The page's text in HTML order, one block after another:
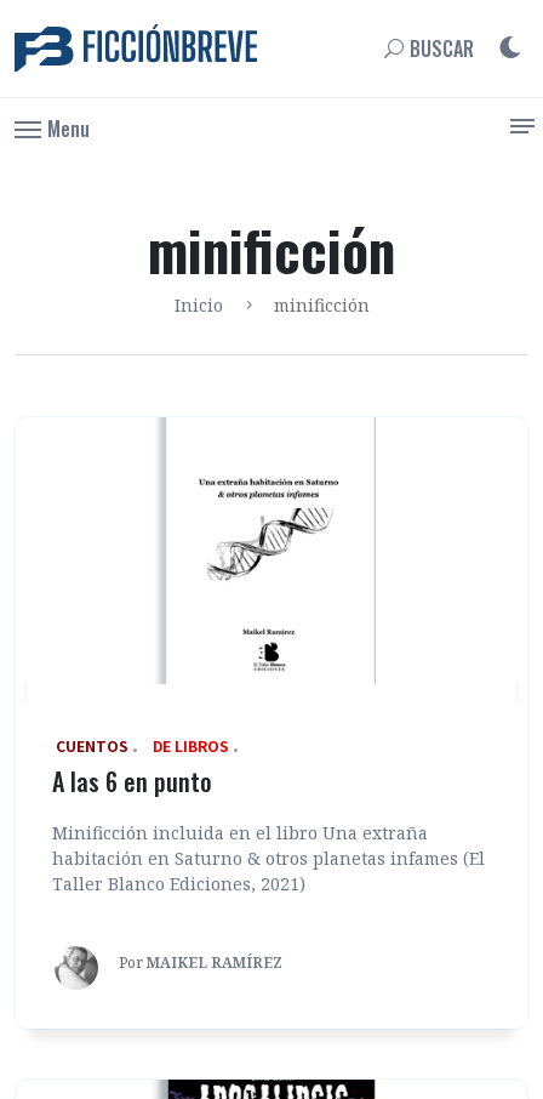
BUSCAR
Menu
minificción
Inicio minificción
‎ CUENTOS DE LIBROS
A las 6 en punto
Minificción incluida en el libro Una extraña
habitación en Saturno & otros planetas infames (El
Taller Blanco Ediciones, 2021)
PorMAIKEL RAMÍREZ